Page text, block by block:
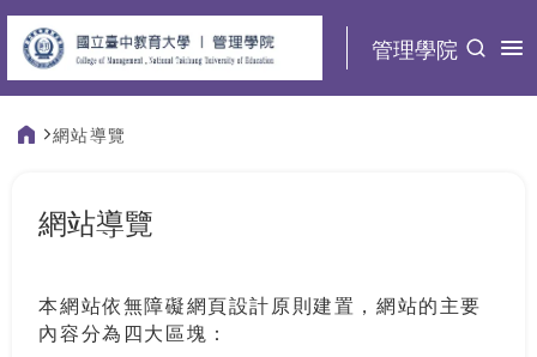
:::
管理學院
網站導覽
網站導覽
本網站依無障礙網頁設計原則建置，網站的主要
內容分為四大區塊：